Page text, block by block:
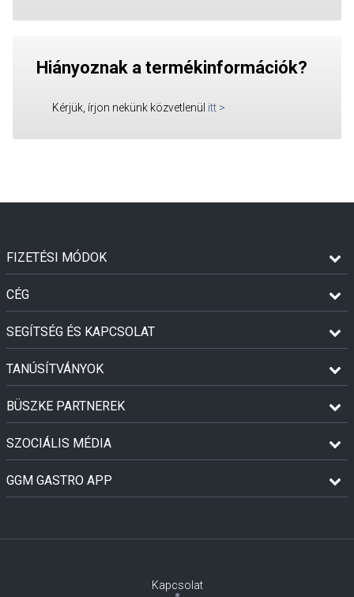
Hiányoznak a termékinformációk?
Kérjük, írjon nekünk közvetlenül itt >
FIZETÉSI MÓDOK
CÉG
SEGÍTSÉG ÉS KAPCSOLAT
TANÚSÍTVÁNYOK
BÜSZKE PARTNEREK
SZOCIÁLIS MÉDIA
GGM GASTRO APP
Kapcsolat